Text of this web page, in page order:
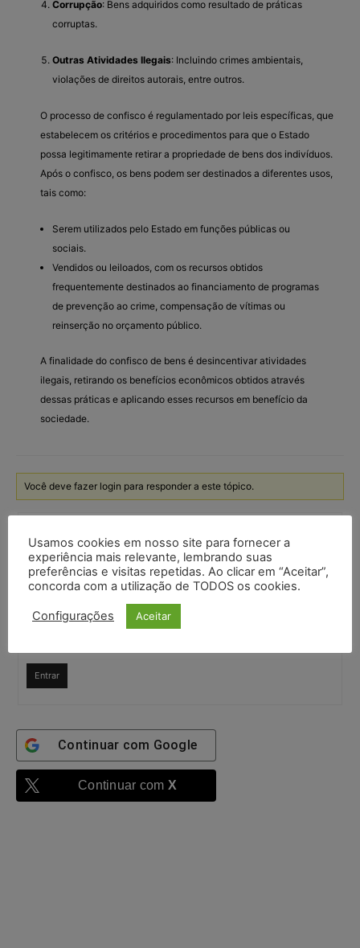
Corrupção: Bens adquiridos como resultado de práticas
corruptas.
Outras Atividades Ilegais: Incluindo crimes ambientais,
violações de direitos autorais, entre outros.
O processo de confisco é regulamentado por leis específicas, que
estabelecem os critérios e procedimentos para que o Estado
possa legitimamente retirar a propriedade de bens dos indivíduos.
Após o confisco, os bens podem ser destinados a diferentes usos,
tais como:
Serem utilizados pelo Estado em funções públicas ou
sociais.
Vendidos ou leiloados, com os recursos obtidos
frequentemente destinados ao financiamento de programas
de prevenção ao crime, compensação de vítimas ou
reinserção no orçamento público.
A finalidade do confisco de bens é desincentivar atividades
ilegais, retirando os benefícios econômicos obtidos através
dessas práticas e aplicando esses recursos em benefício da
sociedade.
Você deve fazer login para responder a este tópico.
Senha:
Entrar
Continuar com Google
Continuar com X
Usamos cookies em nosso site para fornecer a
experiência mais relevante, lembrando suas
preferências e visitas repetidas. Ao clicar em “Aceitar”,
concorda com a utilização de TODOS os cookies.
Configurações Aceitar